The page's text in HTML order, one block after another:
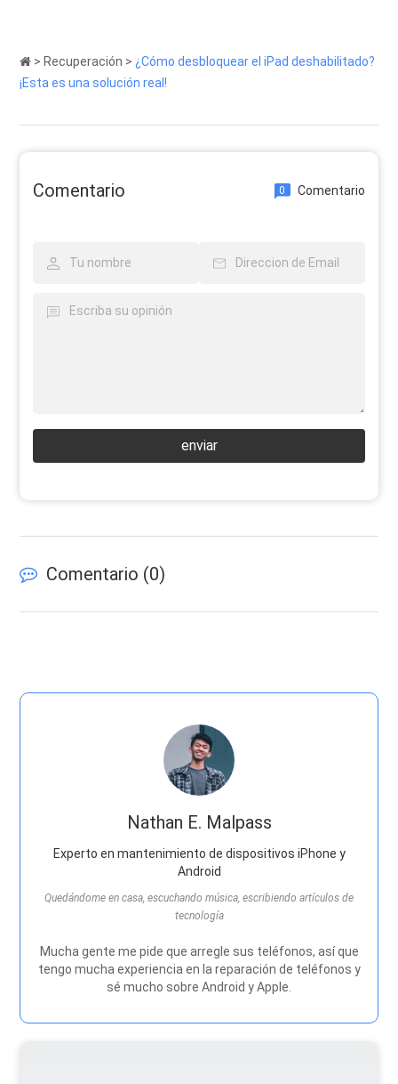
> Recuperación >¿Cómo desbloquear el iPad deshabilitado?
¡Esta es una solución real!
Comentario 0 Comentario
enviar
Comentario (0)
Nathan E. Malpass
Experto en mantenimiento de dispositivos iPhone y
Android
Quedándome en casa, escuchando música, escribiendo artículos de
tecnología
Mucha gente me pide que arregle sus teléfonos, así que
tengo mucha experiencia en la reparación de teléfonos y
sé mucho sobre Android y Apple.